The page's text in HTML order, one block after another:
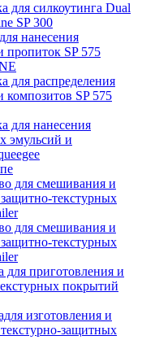
для силкоутинга Dual
SP 300
нанесения
пропиток SP 575
для распределения
SP 575
для нанесения
эмульсий и
для смешивания и
текстурных
для смешивания и
текстурных
для приготовления и
покрытий
изготовления и
защитных